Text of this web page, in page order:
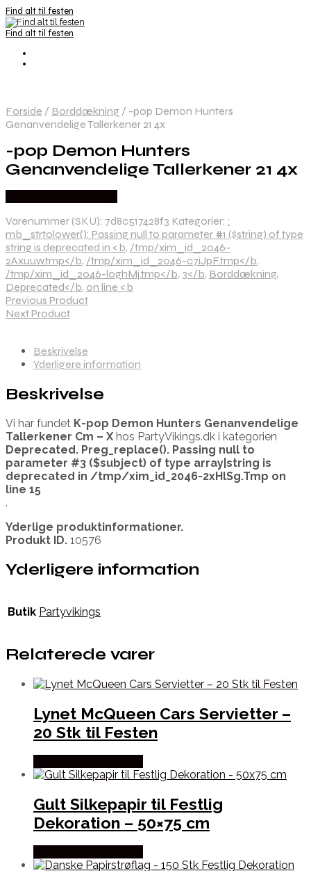
Find alt til festen
Find alt til festen
Forside / Borddækning / -pop Demon Hunters
Genanvendelige Tallerkener 21 4x
-pop Demon Hunters
Genanvendelige Tallerkener 21 4x
Varenummer (SKU): 7d8c517428f3 Kategorier: :
mb_strtolower(): Passing null to parameter #1 ($string) of type
string is deprecated in <b, /tmp/xim_id_2046-
2Axuuw.tmp</b, /tmp/xim_id_2046-c7iJpF.tmp</b,
/tmp/xim_id_2046-loghMj.tmp</b, 3</b, Borddækning,
Deprecated</b, on line <b
Previous Product
Next Product
Beskrivelse
Yderligere information
Beskrivelse
Vi har fundet K-pop Demon Hunters Genanvendelige
Tallerkener Cm – X hos PartyVikings.dk i kategorien
Deprecated. Preg_replace(). Passing null to
parameter #3 ($subject) of type array|string is
deprecated in /tmp/xim_id_2046-2xHlSg.Tmp on
line 15
.
Yderlige produktinformationer.
Produkt ID. 10576
Yderligere information
Butik Partyvikings
Relaterede varer
Lynet McQueen Cars Servietter –
20 Stk til Festen
Gult Silkepapir til Festlig
Dekoration – 50×75 cm